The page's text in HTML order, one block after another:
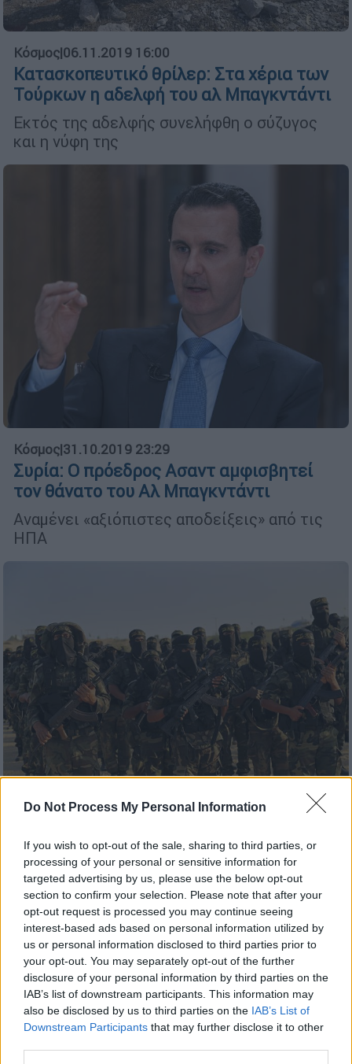
Do Not Process My Personal Information
If you wish to opt-out of the sale, sharing to third parties, or
processing of your personal or sensitive information for
targeted advertising by us, please use the below opt-out
section to confirm your selection. Please note that after your
opt-out request is processed you may continue seeing
interest-based ads based on personal information utilized by
us or personal information disclosed to third parties prior to
your opt-out. You may separately opt-out of the further
disclosure of your personal information by third parties on the
IAB’s list of downstream participants. This information may
also be disclosed by us to third parties on the IAB’s List of
Downstream Participants that may further disclose it to other
Κόσμος|06.11.2019 16:00
Κατασκοπευτικό θρίλερ: Στα χέρια των
Τούρκων η αδελφή του αλ Μπαγκντάντι
Εκτός της αδελφής συνελήφθη ο σύζυγος
και η νύφη της
Κόσμος|31.10.2019 23:29
Συρία: Ο πρόεδρος Ασαντ αμφισβητεί
τον θάνατο του Αλ Μπαγκντάντι
Αναμένει «αξιόπιστες αποδείξεις» από τις
ΗΠΑ
Κόσμος|31.10.2019 20:20
τον θάνατο του Αλ Μπαγκντάντι
Την Τετάρτη το Πεντάγωνο έδωσε στη
δημοσιότητα βίντεο από την επιχείρηση στη
Συρία κατά την οποία σκοτώθηκε ο αρχηγός
του Ισλαμικού Κράτους